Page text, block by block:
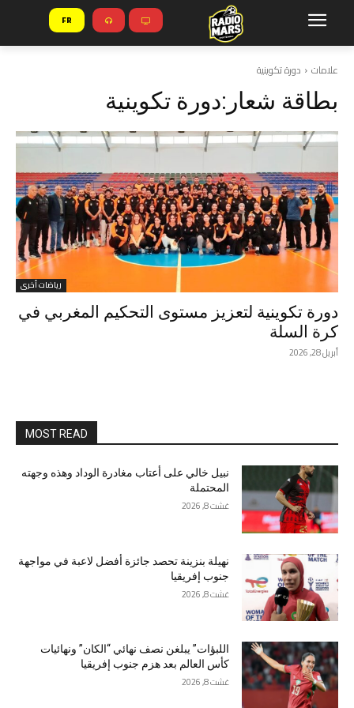
FR
علامات دورة تكوينية
بطاقة شعار:دورة تكوينية
رياضات أخرى
دورة تكوينية لتعزيز مستوى التحكيم المغربي في
كرة السلة
أبريل 28, 2026
MOST READ
نبيل خالي على أعتاب مغادرة الوداد وهذه وجهته
المحتملة
غشت 8, 2026
نهيلة بنزينة تحصد جائزة أفضل لاعبة في مواجهة
جنوب إفريقيا
غشت 8, 2026
اللبؤات” يبلغن نصف نهائي “الكان” ونهائيات
كأس العالم بعد هزم جنوب إفريقيا
غشت 8, 2026